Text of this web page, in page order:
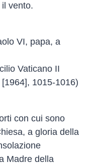
vento.
VI, papa, a
Vaticano II
1015-1016)
con cui sono
a gloria della
Madre della